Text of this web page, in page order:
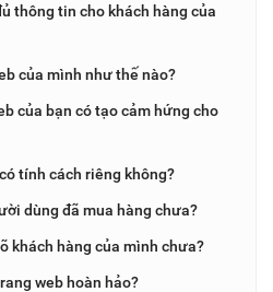
thông tin cho khách hàng của
của mình như thế nào?
của bạn có tạo cảm hứng cho
tính cách riêng không?
dùng đã mua hàng chưa?
khách hàng của mình chưa?
web hoàn hảo?